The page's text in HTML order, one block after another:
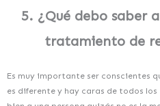
5. ¿Qué debo saber
tratamiento de
Es muy importante ser conscientes
es diferente y hay caras de todos los